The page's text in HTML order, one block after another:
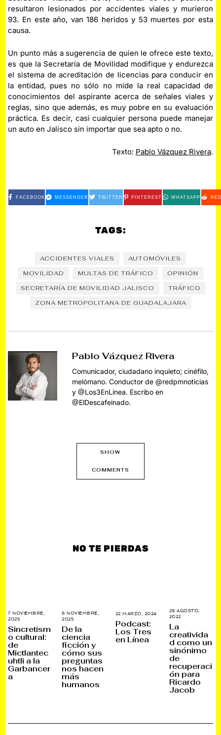
resultaron lesionados por accidentes viales y murieron
93. En este año, van 186 heridos y 53 muertes por esta
causa.
Un punto más a sugerencia de quien le ofrece este texto,
es que la Secretaría de Movilidad modifique y endurezca
el sistema de acreditación de licencias para conducir en
la entidad, pues no sólo no mide la real capacidad de
conocimientos del aspirante acerca de señales viales y
reglas, sino que además, es muy pobre en su evaluación
práctica. Es decir, casi cualquier persona puede manejar
un auto en Jalisco sin importar que sea apto o no.
Texto: Pablo Vázquez Rivera.
FACEBOOK MESSENGER TWITTER PINTEREST WHATSAPP
TAGS:
ACCIDENTES VIALES
AUTOMÓVILES
MOVILIDAD
MULTAS DE TRÁFICO
OPINIÓN
SECRETARÍA DE MOVILIDAD JALISCO
TRÁFICO
ZONA METROPOLITANA DE GUADALAJARA
Pablo Vázquez Rivera
Comunicador, ciudadano inquieto; cinéfilo,
melómano. Conductor de @redpmnoticias
y @Los3EnLinea. Escribo en
@ElDescafeinado.
SHOW
COMMENTS
NO TE PIERDAS
7 NOVIEMBRE,
2025
N
O
E
M
B
R
Sincretism
o cultural:
de
Mictlantec
uhtli a la
Garbancer
a
6 NOVIEMBRE,
2025
D
I
C
I
E
M
B
R
E
,
De la
ciencia
ficción y
cómo sus
preguntas
nos hacen
más
humanos
22 MARZO, 2024
Podcast:
Los Tres
en Línea
29 AGOSTO,
2022
N
E
R
O
2
0
2
3
La
creativida
d como un
sinónimo
de
recuperaci
ón para
Ricardo
Jacob